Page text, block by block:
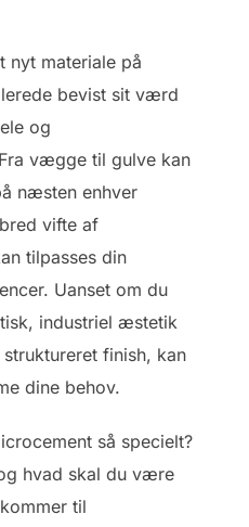
nyt materiale på
bevist sit værd
og
vægge til gulve kan
næsten enhver
vifte af
tilpasses din
Uanset om du
industriel æstetik
finish, kan
dine behov.
så specielt?
hvad skal du være
til